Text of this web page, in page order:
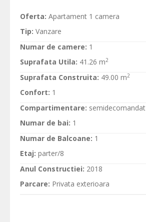
Oferta: Apartament 1 camera
Tip: Vanzare
Numar de camere: 1
Suprafata Utila: 41.26 m2
Suprafata Construita: 49.00 m2
Confort: 1
Compartimentare: semidecomandat
Numar de bai: 1
Numar de Balcoane: 1
Etaj: parter/8
Anul Constructiei: 2018
Parcare: Privata exterioara